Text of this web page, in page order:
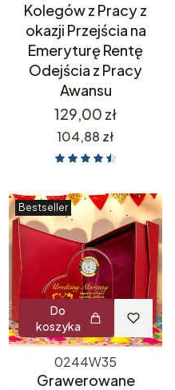
Kolegów z Pracy z
okazji Przejścia na
Emeryturę Rentę
Odejścia z Pracy
Awansu
Cena
129,00 zł
Cena
104,88 zł
Bestseller
Do
koszyka
0244W35
Grawerowane